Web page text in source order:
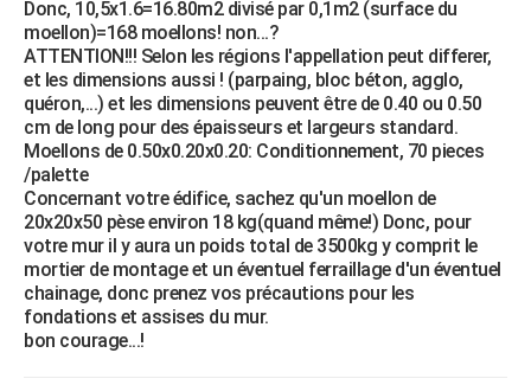
Donc, 10,5x1.6=16.80m2 divisé par 0,1m2 (surface du
moellon)=168 moellons! non...?
ATTENTION!!! Selon les régions l'appellation peut differer,
et les dimensions aussi ! (parpaing, bloc béton, agglo,
quéron,...) et les dimensions peuvent être de 0.40 ou 0.50
cm de long pour des épaisseurs et largeurs standard.
Moellons de 0.50x0.20x0.20: Conditionnement, 70 pieces
/palette
Concernant votre édifice, sachez qu'un moellon de
20x20x50 pèse environ 18 kg(quand même!) Donc, pour
votre mur il y aura un poids total de 3500kg y comprit le
mortier de montage et un éventuel ferraillage d'un éventuel
chainage, donc prenez vos précautions pour les
fondations et assises du mur.
bon courage...!